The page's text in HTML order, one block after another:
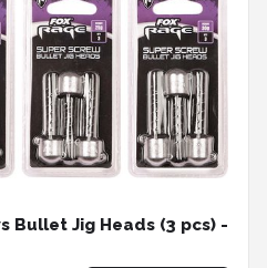
Bullet Jig Heads (3 pcs) -